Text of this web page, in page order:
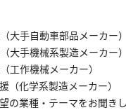
大手自動車部品メーカー）
大手機械系製造メーカー）
工作機械メーカー）
（化学系製造メーカー）
業種・テーマをお聞き